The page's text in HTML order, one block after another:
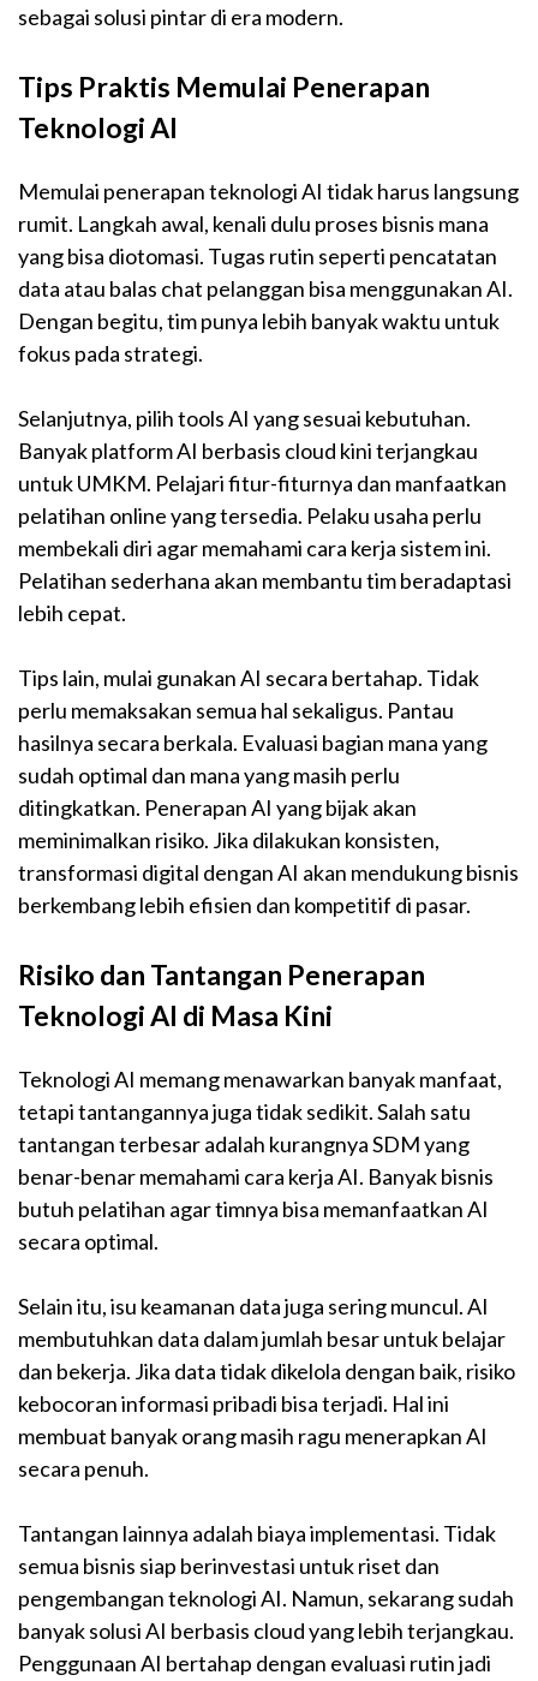
sebagai solusi pintar di era modern.
Tips Praktis Memulai Penerapan
Teknologi AI
Memulai penerapan teknologi AI tidak harus langsung
rumit. Langkah awal, kenali dulu proses bisnis mana
yang bisa diotomasi. Tugas rutin seperti pencatatan
data atau balas chat pelanggan bisa menggunakan AI.
Dengan begitu, tim punya lebih banyak waktu untuk
fokus pada strategi.
Selanjutnya, pilih tools AI yang sesuai kebutuhan.
Banyak platform AI berbasis cloud kini terjangkau
untuk UMKM. Pelajari fitur-fiturnya dan manfaatkan
pelatihan online yang tersedia. Pelaku usaha perlu
membekali diri agar memahami cara kerja sistem ini.
Pelatihan sederhana akan membantu tim beradaptasi
lebih cepat.
Tips lain, mulai gunakan AI secara bertahap. Tidak
perlu memaksakan semua hal sekaligus. Pantau
hasilnya secara berkala. Evaluasi bagian mana yang
sudah optimal dan mana yang masih perlu
ditingkatkan. Penerapan AI yang bijak akan
meminimalkan risiko. Jika dilakukan konsisten,
transformasi digital dengan AI akan mendukung bisnis
berkembang lebih efisien dan kompetitif di pasar.
Risiko dan Tantangan Penerapan
Teknologi AI di Masa Kini
Teknologi AI memang menawarkan banyak manfaat,
tetapi tantangannya juga tidak sedikit. Salah satu
tantangan terbesar adalah kurangnya SDM yang
benar-benar memahami cara kerja AI. Banyak bisnis
butuh pelatihan agar timnya bisa memanfaatkan AI
secara optimal.
Selain itu, isu keamanan data juga sering muncul. AI
membutuhkan data dalam jumlah besar untuk belajar
dan bekerja. Jika data tidak dikelola dengan baik, risiko
kebocoran informasi pribadi bisa terjadi. Hal ini
membuat banyak orang masih ragu menerapkan AI
secara penuh.
Tantangan lainnya adalah biaya implementasi. Tidak
semua bisnis siap berinvestasi untuk riset dan
pengembangan teknologi AI. Namun, sekarang sudah
banyak solusi AI berbasis cloud yang lebih terjangkau.
Penggunaan AI bertahap dengan evaluasi rutin jadi